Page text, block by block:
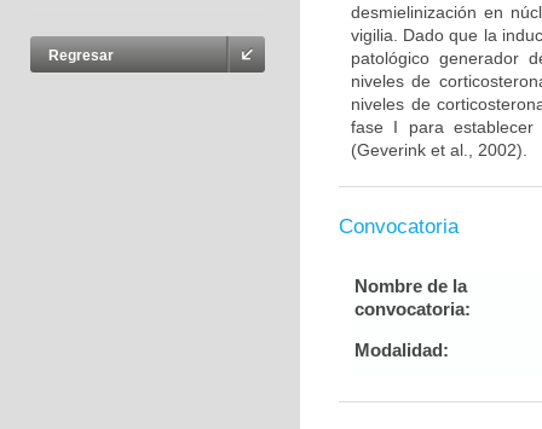
Regresar
desmielinización en
vigilia. Dado que la
patológico generador
niveles de
niveles de
fase I para establecer
(Geverink et al., 2002).
Convocatoria
Nombre de la
convocatoria:
Modalidad: